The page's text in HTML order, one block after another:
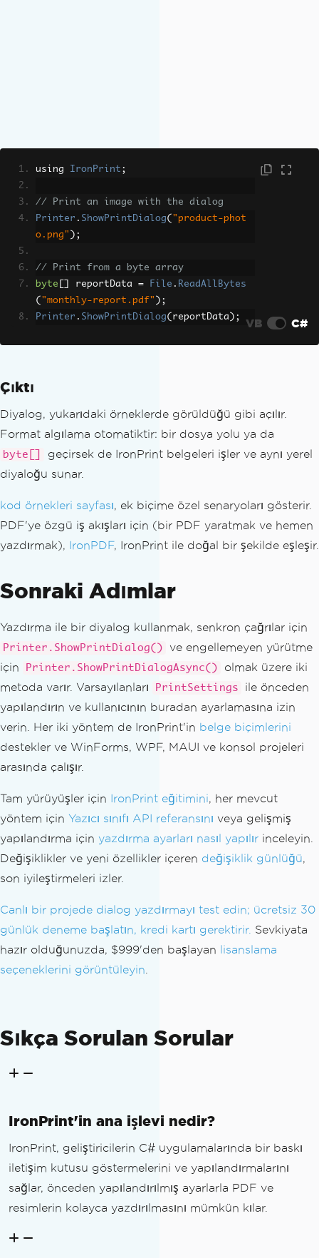
using IronPrint ;
// Print an image with the dialog
Printer . ShowPrintDialog( "product-phot
o.png" );
// Print from a byte array
byte
reportData = File . ReadAllBytes
( "monthly-report.pdf" );
Printer . ShowPrintDialog( reportData ); VB C#
Çıktı
Diyalog, yukarıdaki örneklerde görüldüğü gibi açılır.
Format algılama otomatiktir: bir dosya yolu ya da
byte[]
geçirsek de IronPrint belgeleri işler ve aynı yerel
diyaloğu sunar.
kod örnekleri sayfası, ek biçime özel senaryoları gösterir.
PDF'ye özgü iş akışları için (bir PDF yaratmak ve hemen
yazdırmak), IronPDF, IronPrint ile doğal bir şekilde eşleşir.
Sonraki Adımlar
Yazdırma ile bir diyalog kullanmak, senkron çağrılar için
Printer.ShowPrintDialog()
ve engellemeyen yürütme
için
Printer.ShowPrintDialogAsync()
olmak üzere iki
metoda varır. Varsayılanları
PrintSettings
ile önceden
yapılandırın ve kullanıcının buradan ayarlamasına izin
verin. Her iki yöntem de IronPrint'in belge biçimlerini
destekler ve WinForms, WPF, MAUI ve konsol projeleri
arasında çalışır.
Tam yürüyüşler için IronPrint eğitimini, her mevcut
yöntem için Yazıcı sınıfı API referansını veya gelişmiş
yapılandırma için yazdırma ayarları nasıl yapılır inceleyin.
Değişiklikler ve yeni özellikler içeren değişiklik günlüğü,
son iyileştirmeleri izler.
Canlı bir projede dialog yazdırmayı test edin; ücretsiz 30
günlük deneme başlatın, kredi kartı gerektirir. Sevkiyata
hazır olduğunuzda, $999'den başlayan lisanslama
seçeneklerini görüntüleyin
Sıkça Sorulan Sorular
IronPrint'in ana işlevi nedir?
IronPrint, geliştiricilerin C# uygulamalarında bir baskı
iletişim kutusu göstermelerini ve yapılandırmalarını
sağlar, önceden yapılandırılmış ayarlarla PDF ve
resimlerin kolayca yazdırılmasını mümkün kılar.